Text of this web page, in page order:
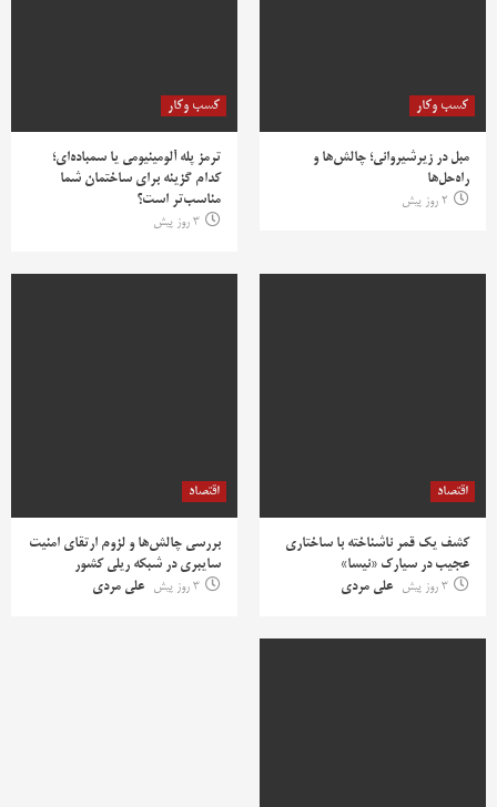
کسب وکار
مبل در زیرشیروانی؛ چالش‌ها و
راه‌حل‌ها
2 روز پیش
کسب وکار
ترمز پله آلومینیومی یا سمباده‌ای؛
کدام گزینه برای ساختمان شما
مناسب‌تر است؟
3 روز پیش
اقتصاد
کشف یک قمر ناشناخته با ساختاری
عجیب در سیارک «نیسا»
3 روز پیش
علی مردی
اقتصاد
بررسی چالش‌ها و لزوم ارتقای امنیت
سایبری در شبکه ریلی کشور
3 روز پیش
علی مردی